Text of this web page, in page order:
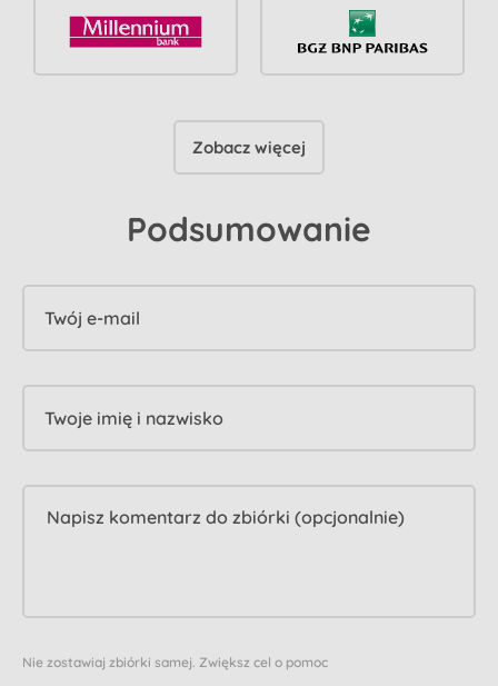
Zobacz więcej
Podsumowanie
Twój e-mail
Twoje imię i nazwisko
Nie zostawiaj zbiórki samej. Zwiększ cel o pomoc